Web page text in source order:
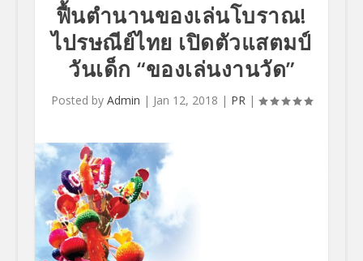
ฟื้นตำนานของเล่นโบราณ!
ไปรษณีย์ไทย เปิดตัวแสตมป์
วันเด็ก “ของเล่นงานวัด”
Posted by Admin | Jan 12, 2018 | PR|